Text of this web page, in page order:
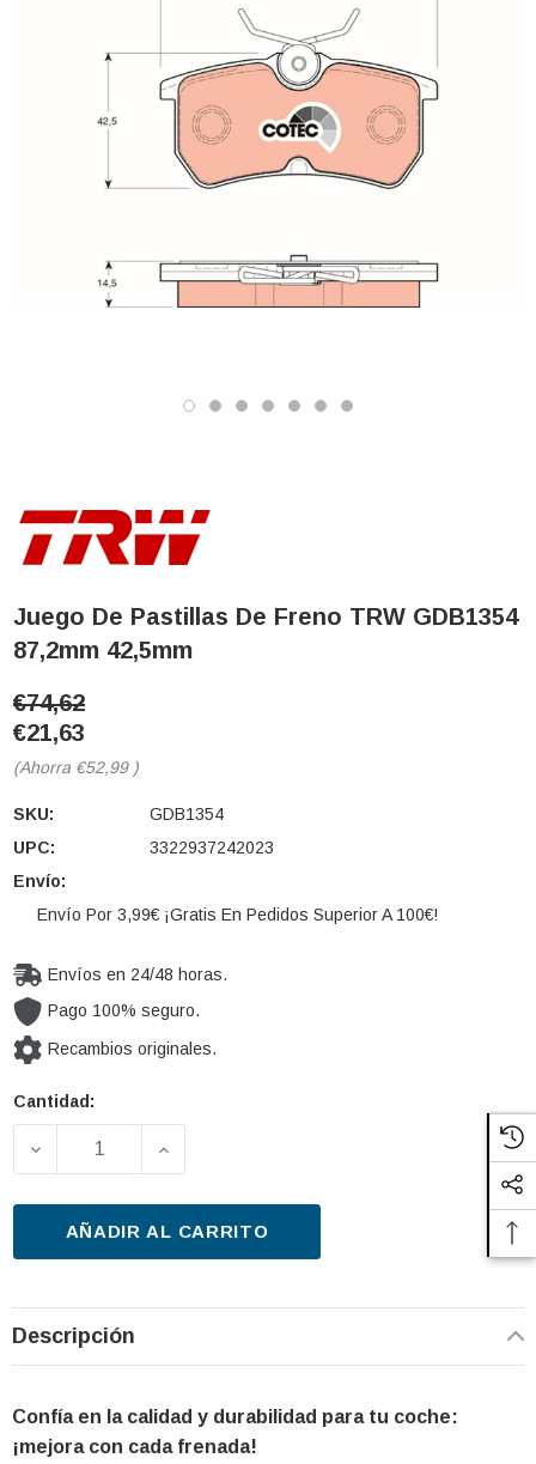
Juego De Pastillas De Freno TRW GDB1354
87,2mm 42,5mm
€74,62
€21,63
(Ahorra €52,99 )
SKU:
GDB1354
UPC:
3322937242023
Envío:
Envío Por 3,99€ ¡Gratis En Pedidos Superior A 100€!
Envíos en 24/48 horas.
Pago 100% seguro.
Recambios originales.
Cantidad
Cantidad:
DISMINUIR LA CANTIDAD DE JUEGO DE PASTILLAS
AUMENTAR LA CANTIDAD DE JUEGO
AÑADIR AL CARRITO
Descripción
Confía en la calidad y durabilidad para tu coche:
¡mejora con cada frenada!